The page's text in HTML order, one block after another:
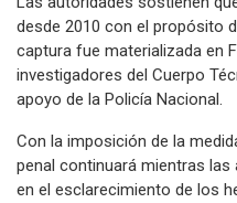
desde 2010 con el propósito
captura fue materializada en
investigadores del Cuerpo
apoyo de la Policía Nacional.
Con la imposición de la
penal continuará mientras las
en el esclarecimiento de los